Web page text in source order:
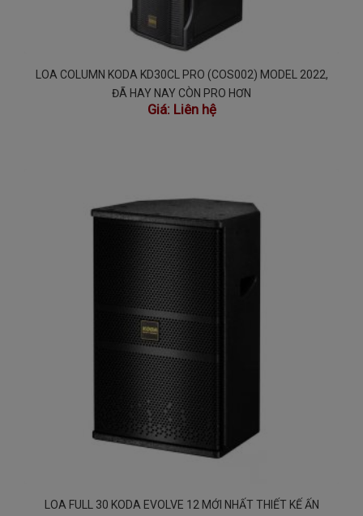
LOA COLUMN KODA KD30CL PRO (COS002) MODEL 2022,
ĐÃ HAY NAY CÒN PRO HƠN
Giá: Liên hệ
LOA FULL 30 KODA EVOLVE 12 MỚI NHẤT THIẾT KẾ ẤN